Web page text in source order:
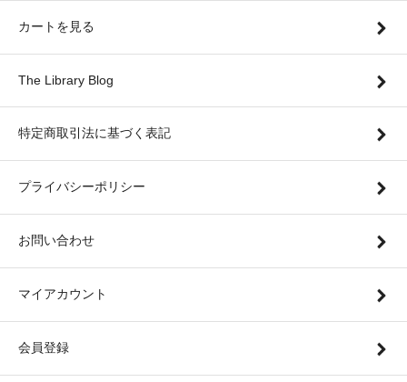
カートを見る
The Library Blog
特定商取引法に基づく表記
プライバシーポリシー
お問い合わせ
マイアカウント
会員登録